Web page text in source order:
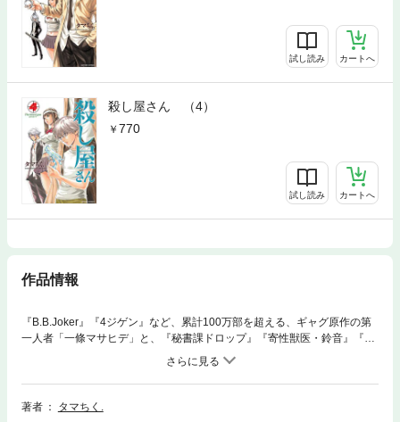
試し読み カートへ
殺し屋さん （4）
770
試し読み カートへ
作品情報
『B.B.Joker』『4ジゲン』など、累計100万部を超える、ギャグ原作の第
一人者「一條マサヒデ」と、『秘書課ドロップ』『寄性獣医・鈴音』『セ
ンセ。』など、携帯コミックで異例の4000万ダウンロードを記録する、セ
クシー漫画の第一人者「春輝」が贈る、とても面白い4コマです。
著者
タマちく.